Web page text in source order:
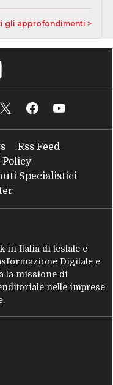
gli approfondimenti >
Rss Feed
Policy
Specialistici
in Italia di testate e
Digitale e
la missione di
nelle imprese